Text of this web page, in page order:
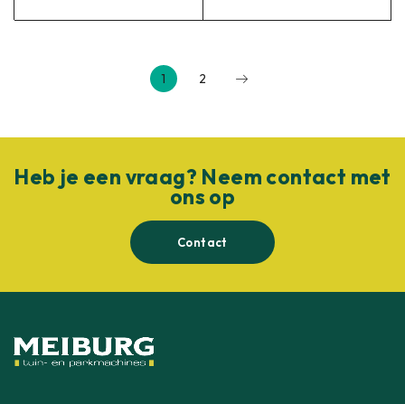
1 2
Heb je een vraag? Neem contact met
ons op
Contact